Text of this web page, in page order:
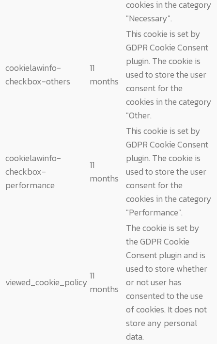
cookies in the category
"Necessary".
cookielawinfo-
checkbox-others
11
months
This cookie is set by
GDPR Cookie Consent
plugin. The cookie is
used to store the user
consent for the
cookies in the category
"Other.
cookielawinfo-
checkbox-
performance
11
months
This cookie is set by
GDPR Cookie Consent
plugin. The cookie is
used to store the user
consent for the
cookies in the category
"Performance".
viewed_cookie_policy
11
months
The cookie is set by
the GDPR Cookie
Consent plugin and is
used to store whether
or not user has
consented to the use
of cookies. It does not
store any personal
data.